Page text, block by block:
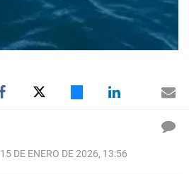
15 DE ENERO DE 2026, 13:56